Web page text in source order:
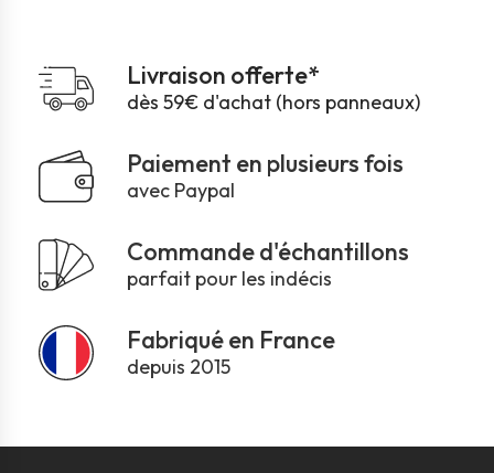
Livraison offerte*
dès 59€ d'achat (hors panneaux)
Paiement en plusieurs fois
avec Paypal
Commande d'échantillons
parfait pour les indécis
Fabriqué en France
depuis 2015